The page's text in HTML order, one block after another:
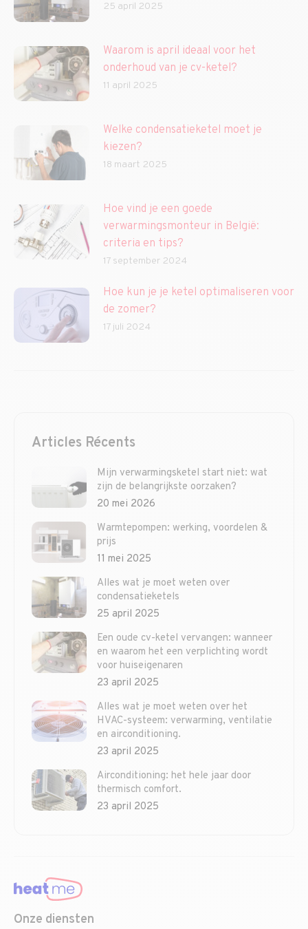
25 april 2025
Waarom is april ideaal voor het
onderhoud van je cv-ketel?
11 april 2025
Welke condensatieketel moet je
kiezen?
18 maart 2025
Hoe vind je een goede
verwarmingsmonteur in België:
criteria en tips?
17 september 2024
Hoe kun je je ketel optimaliseren voor
de zomer?
17 juli 2024
Articles Récents
Mijn verwarmingsketel start niet: wat
zijn de belangrijkste oorzaken?
20 mei 2026
Warmtepompen: werking, voordelen &
prijs
11 mei 2025
Alles wat je moet weten over
condensatieketels
25 april 2025
Een oude cv-ketel vervangen: wanneer
en waarom het een verplichting wordt
voor huiseigenaren
23 april 2025
Alles wat je moet weten over het
HVAC-systeem: verwarming, ventilatie
en airconditioning.
23 april 2025
Airconditioning: het hele jaar door
thermisch comfort.
23 april 2025
Onze diensten